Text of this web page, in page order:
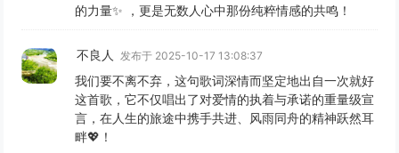
的力量✨ ，更是无数人心中那份纯粹情感的共鸣！
不良人 发布于 2025-10-17 13:08:37
我们要不离不弃，这句歌词深情而坚定地出自一次就好
这首歌，它不仅唱出了对爱情的执着与承诺的重量级宣
言，在人生的旅途中携手共进、风雨同舟的精神跃然耳
畔💖！